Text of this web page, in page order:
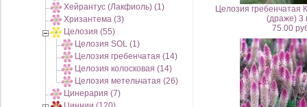
Хейрантус (Лакфиоль) (1)
Хризантема (3)
Целозия (55)
Целозия SOL (1)
Целозия гребенчатая (14)
Целозия колосковая (14)
Целозия метельчатая (26)
Цинерария (7)
Целозия гребенчатая
(драже) 3
75.00